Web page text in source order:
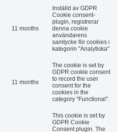
11 months
Inställd av GDPR
Cookie consent-
plugin, registrerar
denna cookie
användarens
samtycke för cookies i
kategorin "Analytiska"
11 months
The cookie is set by
GDPR cookie consent
to record the user
consent for the
cookies in the
category "Functional".
This cookie is set by
GDPR Cookie
Consent plugin. The